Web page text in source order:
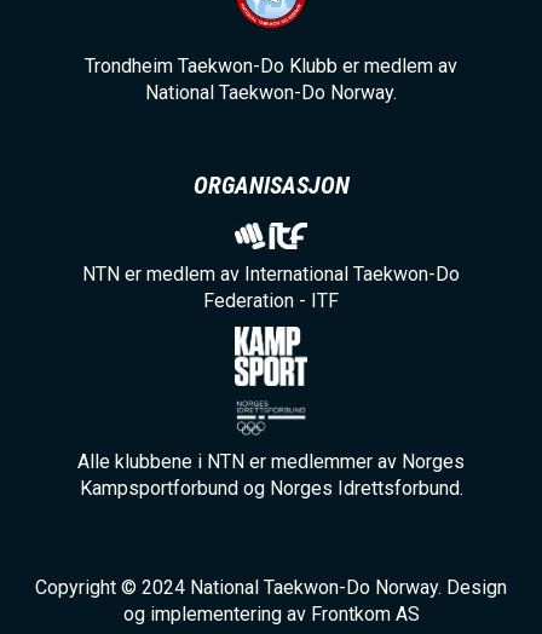
Trondheim Taekwon-Do Klubb er medlem av
National Taekwon-Do Norway.
ORGANISASJON
NTN er medlem av International Taekwon-Do
Federation - ITF
Alle klubbene i NTN er medlemmer av Norges
Kampsportforbund og Norges Idrettsforbund.
Copyright © 2024 National Taekwon-Do Norway. Design
og implementering av Frontkom AS